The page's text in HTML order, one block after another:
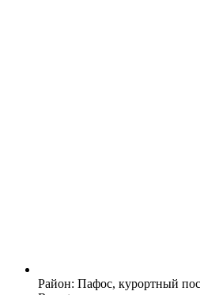
Район: Пафос, курортный